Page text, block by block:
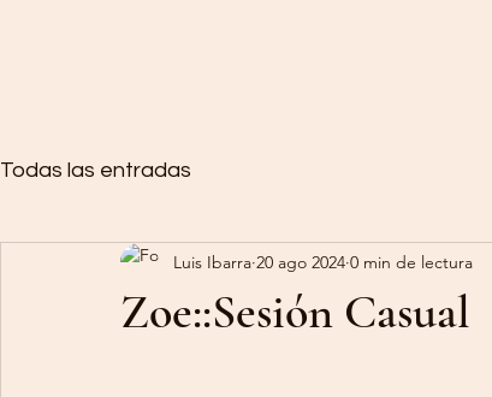
Todas las entradas
Zoe::Sesión Casual
Luis Ibarra 20 ago 2024 0 min de lectura